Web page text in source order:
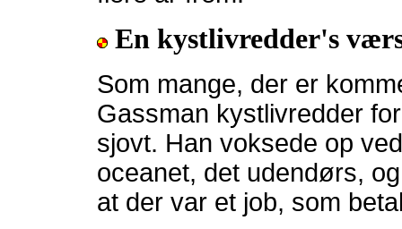
En kystlivredder's
Som mange, der er
Gassman kystlivredder
sjovt. Han voksede op
oceanet, det udendørs,
at der var et job, som